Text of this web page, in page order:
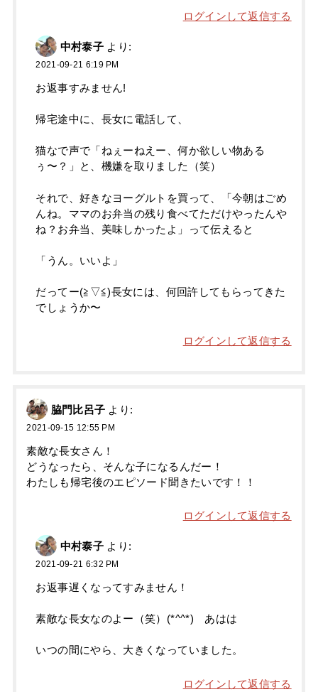
ログインして返信する
中村泰子 より:
2021-09-21 6:19 PM
お返事すみません!
帰宅途中に、長女に電話して、
猫なで声で「ねぇーねえー、何か欲しい物ある
ぅ〜？」と、機嫌を取りました（笑）
それで、好きなヨーグルトを買って、「今朝はごめ
んね。ママのお弁当の残り食べてただけやったんや
ね？お弁当、美味しかったよ」って伝えると
「うん。いいよ」
だってー(≧▽≦)長女には、何回許してもらってきた
でしょうか〜
ログインして返信する
脇門比呂子 より:
2021-09-15 12:55 PM
素敵な長女さん！
どうなったら、そんな子になるんだー！
わたしも帰宅後のエピソード聞きたいです！！
ログインして返信する
中村泰子 より:
2021-09-21 6:32 PM
お返事遅くなってすみません！
素敵な長女なのよー（笑）(*^^*) あはは
いつの間にやら、大きくなっていました。
ログインして返信する